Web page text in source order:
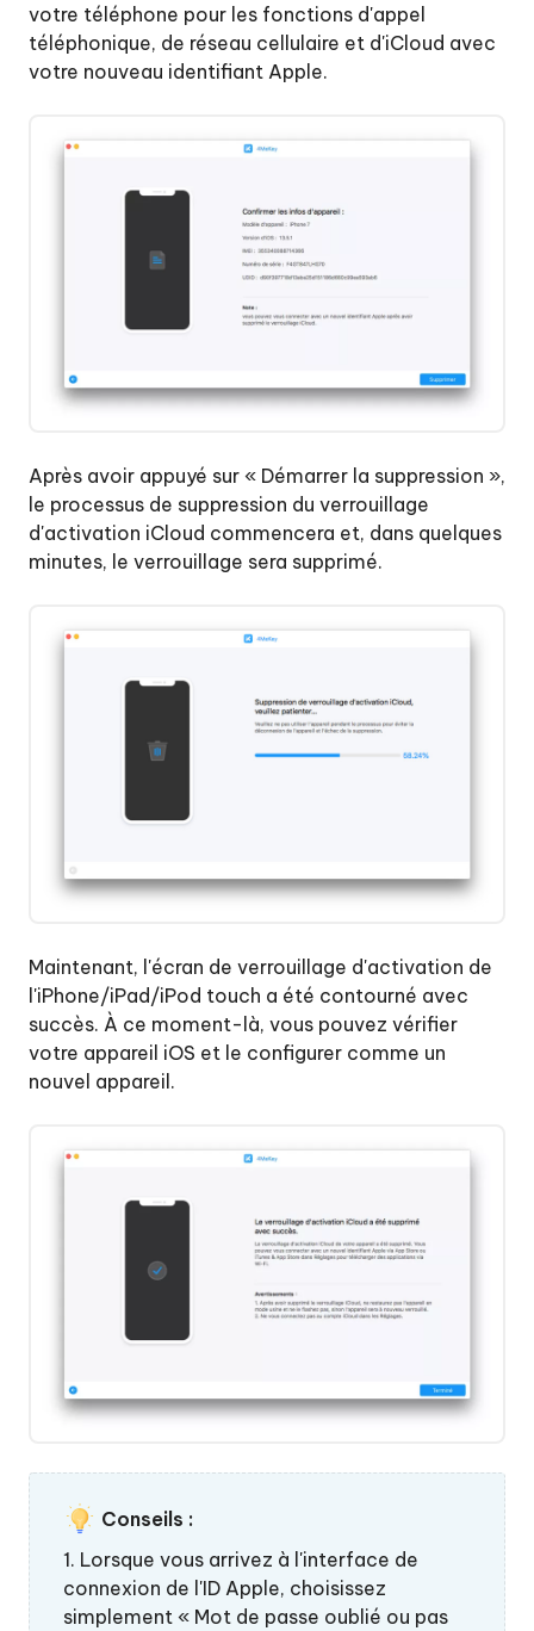
votre téléphone pour les fonctions d'appel
téléphonique, de réseau cellulaire et d'iCloud avec
votre nouveau identifiant Apple.
Après avoir appuyé sur « Démarrer la suppression »,
le processus de suppression du verrouillage
d'activation iCloud commencera et, dans quelques
minutes, le verrouillage sera supprimé.
Maintenant, l'écran de verrouillage d'activation de
l'iPhone/iPad/iPod touch a été contourné avec
succès. À ce moment-là, vous pouvez vérifier
votre appareil iOS et le configurer comme un
nouvel appareil.
Conseils :
1. Lorsque vous arrivez à l'interface de
connexion de l'ID Apple, choisissez
simplement « Mot de passe oublié ou pas